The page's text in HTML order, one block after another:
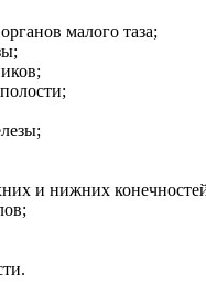
малого таза;
и нижних